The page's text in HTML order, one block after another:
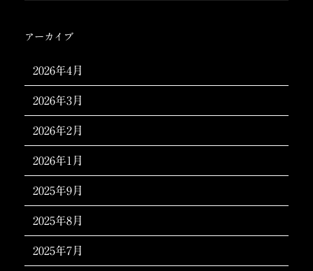
アーカイブ
2026年4月
2026年3月
2026年2月
2026年1月
2025年9月
2025年8月
2025年7月